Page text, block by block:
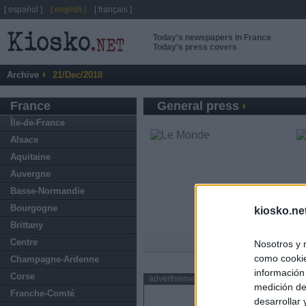
Nosotros y
como
medición
desarrollar
Today's newspapers in France
Today's press covers
Archive 21/Dec/2018
France
Île-de-France
Alsace
Aquitaine
Auvergne
Basse-Normandie
Bourgogne
Brittany
Centre
Champagne-Ardenne
Corse
Franche-Comté
General press
advertisement
[ español ] [ english ] [ français ]